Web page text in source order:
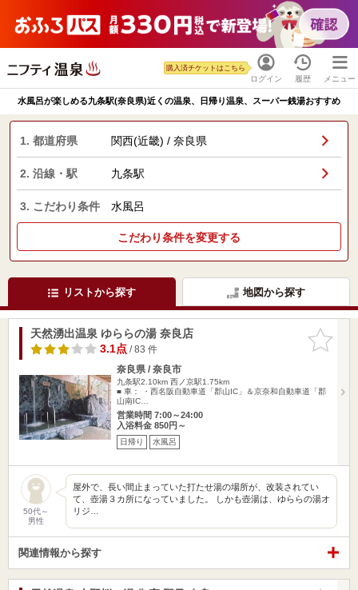
ログイン
購入済チケットはこちら
履歴 メニュー
水風呂が楽しめる九条駅(奈良県)近くの温泉、日帰り温泉、スーパー銭湯おすすめ
1. 都道府県 関西(近畿) / 奈良県
2. 沿線・駅 九条駅
3. こだわり条件 水風呂
こだわり条件を変更する
リストから探す 地図から探す
お気に入
りに追加
天然湧出温泉 ゆららの湯 奈良店
3.1点/ 83 件
奈良県 / 奈良市
九条駅2.10km 西ノ京駅1.75km
■ 車： ・西名阪自動車道「郡山IC」＆京奈和自動車道「郡
山南IC…
営業時間 7:00～24:00
入浴料金 850円～
日帰り 水風呂
50代～
男性
屋外で、長い間止まっていた打たせ湯の場所が、改装されてい
て、壺湯３カ所になっていました。 しかも壺湯は、ゆららの湯オ
リジ…
関連情報から探す